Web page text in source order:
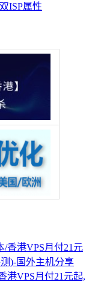
ISP属性
港VPS月付21元起,